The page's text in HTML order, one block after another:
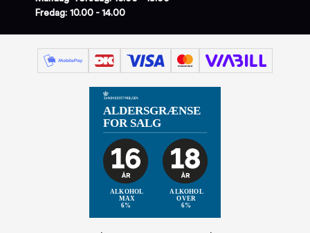
Fredag: 10.00 - 14.00